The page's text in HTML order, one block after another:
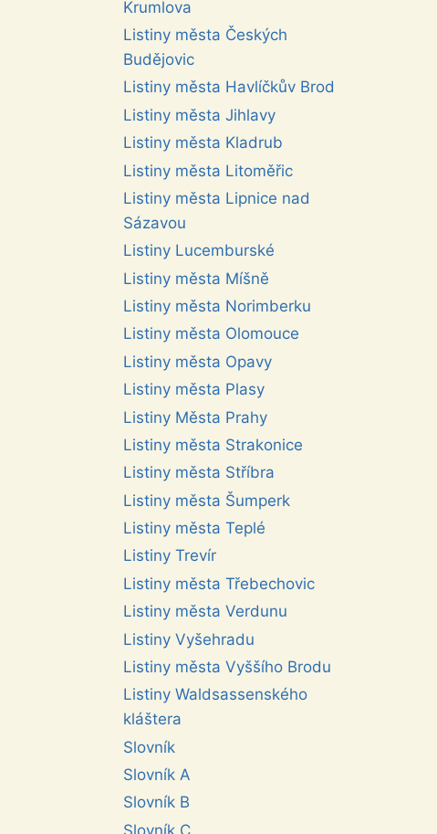
Krumlova
Listiny města Českých
Budějovic
Listiny města Havlíčkův Brod
Listiny města Jihlavy
Listiny města Kladrub
Listiny města Litoměřic
Listiny města Lipnice nad
Sázavou
Listiny Lucemburské
Listiny města Míšně
Listiny města Norimberku
Listiny města Olomouce
Listiny města Opavy
Listiny města Plasy
Listiny Města Prahy
Listiny města Strakonice
Listiny města Stříbra
Listiny města Šumperk
Listiny města Teplé
Listiny Trevír
Listiny města Třebechovic
Listiny města Verdunu
Listiny Vyšehradu
Listiny města Vyššího Brodu
Listiny Waldsassenského
kláštera
Slovník
Slovník A
Slovník B
Slovník C